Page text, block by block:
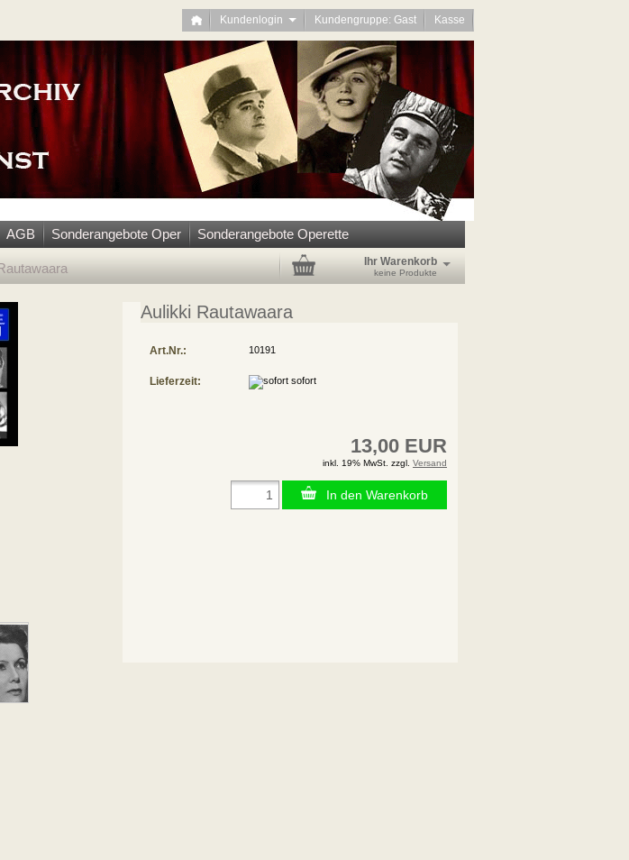
Kundenlogin Kundengruppe: Gast Kasse
AGB Sonderangebote Oper Sonderangebote Operette
Ihr Warenkorb
keine Produkte
Aulikki Rautawaara
Art.Nr.: 10191
Lieferzeit: sofort
13,00 EUR
inkl. 19% MwSt. zzgl. Versand
In den Warenkorb